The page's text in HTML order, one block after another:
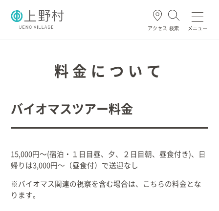
アクセス 検索 メニュー
ごみ・資源 住民票・戸籍 妊娠・出産
ホーム
暮らし/手続き
料金について
バイオマスツアー料金
15,000円～(宿泊・１日目昼、夕、２日目朝、昼食付き)、日
帰りは3,000円～（昼食付）で送迎なし
※バイオマス関連の視察を含む場合は、こちらの料金とな
ります。